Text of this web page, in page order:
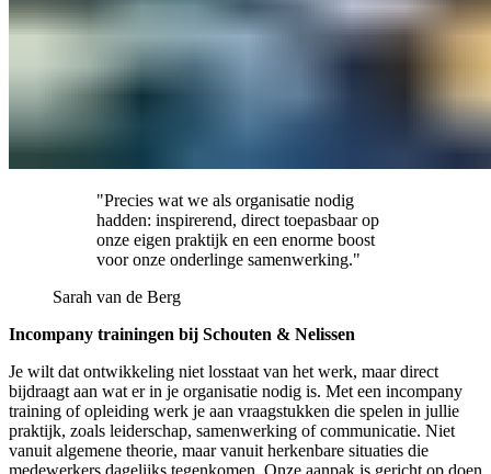
"Precies wat we als organisatie nodig
hadden: inspirerend, direct toepasbaar op
onze eigen praktijk en een enorme boost
voor onze onderlinge samenwerking."
Sarah van de Berg
Incompany trainingen bij Schouten & Nelissen
Je wilt dat ontwikkeling niet losstaat van het werk, maar direct
bijdraagt aan wat er in je organisatie nodig is. Met een incompany
training of opleiding werk je aan vraagstukken die spelen in jullie
praktijk, zoals leiderschap, samenwerking of communicatie. Niet
vanuit algemene theorie, maar vanuit herkenbare situaties die
medewerkers dagelijks tegenkomen. Onze aanpak is gericht op doen